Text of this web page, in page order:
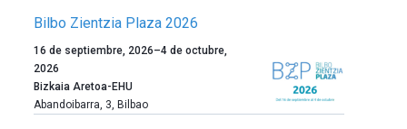
Bilbo Zientzia Plaza 2026
Un
año
más,
Bilbao
16 de septiembre, 2026–4 de octubre,
2026
Bizkaia Aretoa-EHU
Abandoibarra, 3, Bilbao